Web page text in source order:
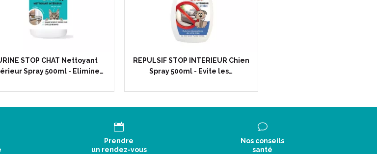
STOP CHAT Nettoyant
Spray 500ml - Elimine…
REPULSIF STOP INTERIEUR Chien
Spray 500ml - Evite les…
Prendre
un rendez-vous
Nos conseils
santé